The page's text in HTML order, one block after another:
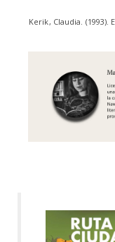
Kerik, Claudia.